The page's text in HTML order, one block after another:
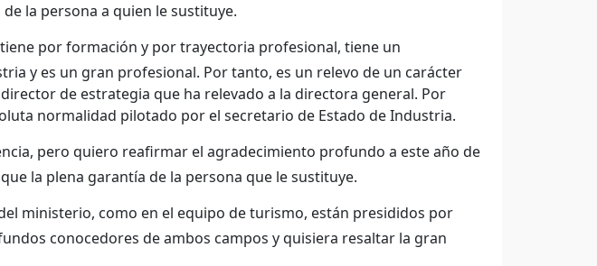
la persona a quien le sustituye.
por formación y por trayectoria profesional, tiene un
y es un gran profesional. Por tanto, es un relevo de un carácter
de estrategia que ha relevado a la directora general. Por
normalidad pilotado por el secretario de Estado de Industria.
pero quiero reafirmar el agradecimiento profundo a este año de
la plena garantía de la persona que le sustituye.
ministerio, como en el equipo de turismo, están presididos por
conocedores de ambos campos y quisiera resaltar la gran